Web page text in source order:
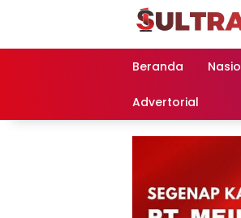
Beranda
Advertorial